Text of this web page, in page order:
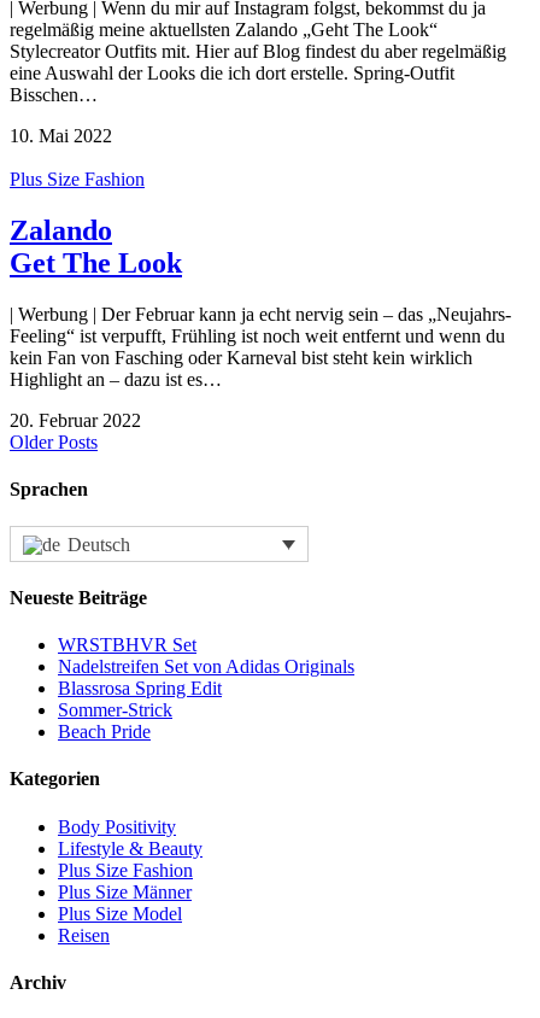
| Werbung | Wenn du mir auf Instagram folgst, bekommst du ja
regelmäßig meine aktuellsten Zalando „Geht The Look“
Stylecreator Outfits mit. Hier auf Blog findest du aber regelmäßig
eine Auswahl der Looks die ich dort erstelle. Spring-Outfit
Bisschen…
10. Mai 2022
Plus Size Fashion
Zalando
Get The Look
| Werbung | Der Februar kann ja echt nervig sein – das „Neujahrs-
Feeling“ ist verpufft, Frühling ist noch weit entfernt und wenn du
kein Fan von Fasching oder Karneval bist steht kein wirklich
Highlight an – dazu ist es…
20. Februar 2022
Older Posts
Sprachen
Deutsch
Neueste Beiträge
WRSTBHVR Set
Nadelstreifen Set von Adidas Originals
Blassrosa Spring Edit
Sommer-Strick
Beach Pride
Kategorien
Body Positivity
Lifestyle & Beauty
Plus Size Fashion
Plus Size Männer
Plus Size Model
Reisen
Archiv